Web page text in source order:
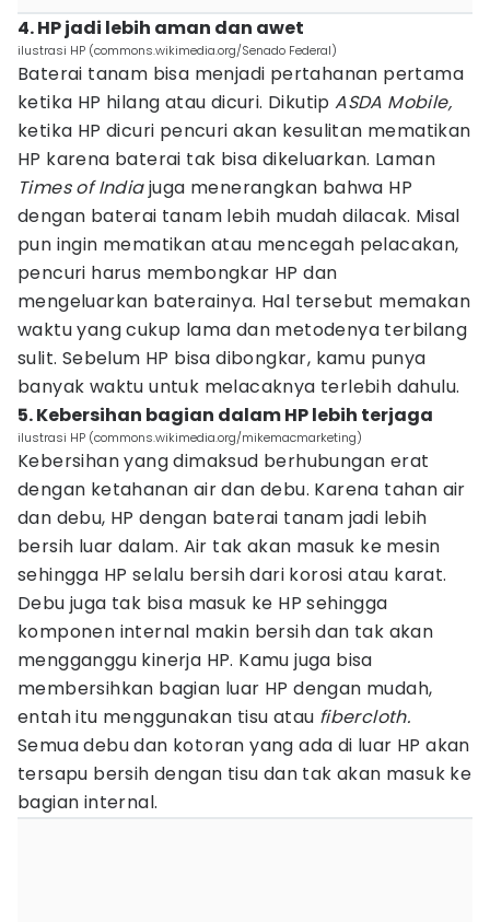
4. HP jadi lebih aman dan awet
ilustrasi HP (commons.wikimedia.org/Senado Federal)
Baterai tanam bisa menjadi pertahanan pertama
ketika HP hilang atau dicuri. DikutipASDA Mobile,
ketika HP dicuri pencuri akan kesulitan mematikan
HP karena baterai tak bisa dikeluarkan. Laman
Times of Indiajuga menerangkan bahwa HP
dengan baterai tanam lebih mudah dilacak. Misal
pun ingin mematikan atau mencegah pelacakan,
pencuri harus membongkar HP dan
mengeluarkan baterainya. Hal tersebut memakan
waktu yang cukup lama dan metodenya terbilang
sulit. Sebelum HP bisa dibongkar, kamu punya
banyak waktu untuk melacaknya terlebih dahulu.
5. Kebersihan bagian dalam HP lebih terjaga
ilustrasi HP (commons.wikimedia.org/mikemacmarketing)
Kebersihan yang dimaksud berhubungan erat
dengan ketahanan air dan debu. Karena tahan air
dan debu, HP dengan baterai tanam jadi lebih
bersih luar dalam. Air tak akan masuk ke mesin
sehingga HP selalu bersih dari korosi atau karat.
Debu juga tak bisa masuk ke HP sehingga
komponen internal makin bersih dan tak akan
mengganggu kinerja HP. Kamu juga bisa
membersihkan bagian luar HP dengan mudah,
entah itu menggunakan tisu atau fibercloth.
Semua debu dan kotoran yang ada di luar HP akan
tersapu bersih dengan tisu dan tak akan masuk ke
bagian internal.